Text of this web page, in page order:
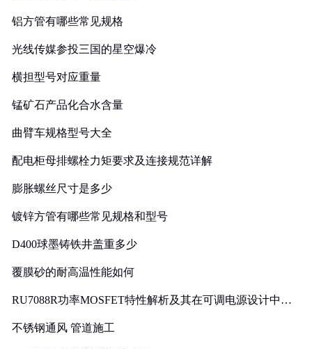
铝方管有哪些常见规格
光线传媒参投三国的星空爆冷
横担型号对应重量
锰矿石产品化合水含量
曲臂车规格型号大全
配电柜母排螺栓力矩要求及连接规范详解
膨胀螺丝尺寸是多少
镀锌方管有哪些常见规格和型号
D400球墨铸铁井盖重多少
覆膜砂的耐高温性能如何
RU7088R功率MOSFET特性解析及其在可调电源设计中的
不锈钢通风 管道施工